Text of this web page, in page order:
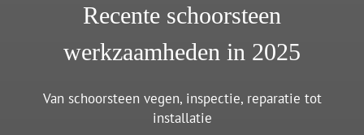
Recente schoorsteen
werkzaamheden in 2025
Van schoorsteen vegen, inspectie, reparatie tot
installatie